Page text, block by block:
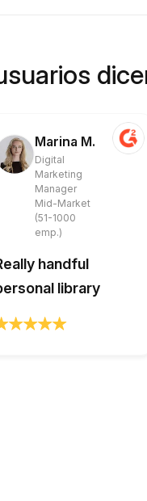
Marina M.
Digital
Marketing
Manager
Mid-Market
(51-1000
emp.)
handful
library